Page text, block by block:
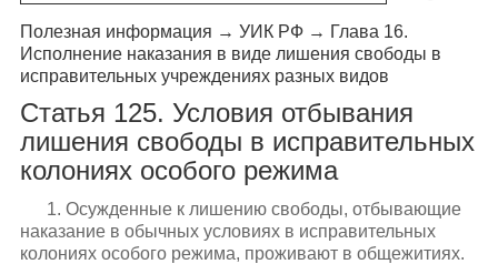
Полезная информация → УИК РФ→ Глава 16.
Исполнение наказания в виде лишения свободы в
исправительных учреждениях разных видов
Статья 125. Условия отбывания
лишения свободы в исправительных
колониях особого режима
1. Осужденные к лишению свободы, отбывающие
наказание в обычных условиях в исправительных
колониях особого режима, проживают в общежитиях.